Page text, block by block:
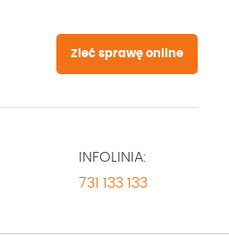
Zleć sprawę online
INFOLINIA:
731 133 133